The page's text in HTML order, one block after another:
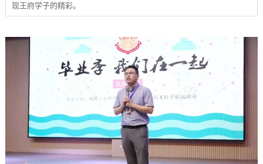
现王府学子的精彩。